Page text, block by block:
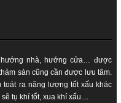
nhà, hướng cửa… được
sàn cũng cần được lưu tâm.
toát ra năng lượng tốt xấu khác
tụ khí tốt, xua khí xấu....